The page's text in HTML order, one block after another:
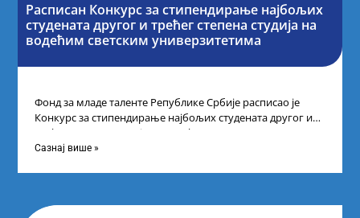
Расписан Конкурс за стипендирање најбољих
студената другог и трећег степена студија на
водећим светским универзитетима
Фонд за младе таленте Републике Србије расписао је
Конкурс за стипендирање најбољих студената другог и
трећег степена студија на водећим
Сазнај више »